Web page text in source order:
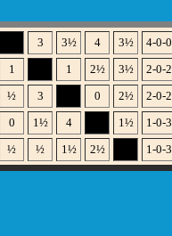
3 3½ 4 3½ 4-0-0
1 1 2½ 3½ 2-0-2
½ 3 0 2½ 2-0-2
0 1½ 4 1½ 1-0-3
½ ½ 1½ 2½ 1-0-3